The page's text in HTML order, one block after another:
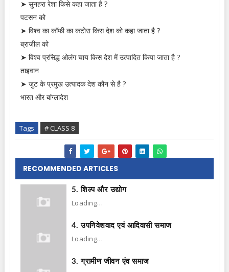
➤ सुनहरा रेशा किसे कहा जाता है ?
पटसन को
➤ विश्व का कॉफी का कटोरा किस देश को कहा जाता है ?
ब्राजील को
➤ विश्व प्रसिद्ध ओलंग चाय किस देश में उत्पादित किया जाता है ?
ताइवान
➤ जुट के प्रमुख उत्पादक देश कौन से है ?
भारत और बांग्लादेश
Tags # CLASS 8
RECOMMENDED ARTICLES
5. शिल्प और उद्योग
Loading…
4. उपनिवेशवाद एवं आदिवासी समाज
Loading…
3. ग्रामीण जीवन एंव समाज